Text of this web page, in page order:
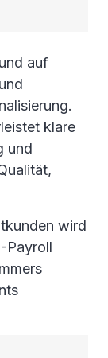
auf
klare
und
wird
Payroll